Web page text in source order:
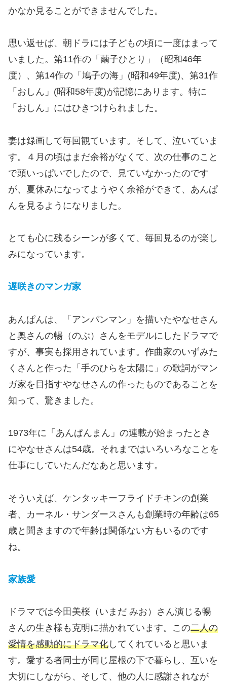
かなか見ることができませんでした。
思い返せば、朝ドラには子どもの頃に一度はまって
いました。第11作の「繭子ひとり」（昭和46年
度）、第14作の「鳩子の海」(昭和49年度)、第31作
「おしん」(昭和58年度)が記憶にあります。特に
「おしん」にはひきつけられました。
妻は録画して毎回観ています。そして、泣いていま
す。４月の頃はまだ余裕がなくて、次の仕事のこと
で頭いっぱいでしたので、見ていなかったのです
が、夏休みになってようやく余裕ができて、あんぱ
んを見るようになりました。
とても心に残るシーンが多くて、毎回見るのが楽し
みになっています。
遅咲きのマンガ家
あんぱんは、「アンパンマン」を描いたやなせさん
と奥さんの暢（のぶ）さんをモデルにしたドラマで
すが、事実も採用されています。作曲家のいずみた
くさんと作った「手のひらを太陽に」の歌詞がマン
ガ家を目指すやなせさんの作ったものであることを
知って、驚きました。
1973年に「あんぱんまん」の連載が始まったとき
にやなせさんは54歳。それまではいろいろなことを
仕事にしていたんだなあと思います。
そういえば、ケンタッキーフライドチキンの創業
者、カーネル・サンダースさんも創業時の年齢は65
歳と聞きますので年齢は関係ない方もいるのです
ね。
家族愛
ドラマでは今田美桜（いまだ みお）さん演じる暢
さんの生き様も克明に描かれています。この二人の
愛情を感動的にドラマ化 してくれていると思いま
す。愛する者同士が同じ屋根の下で暮らし、互いを
大切にしながら、そして、他の人に感謝されなが